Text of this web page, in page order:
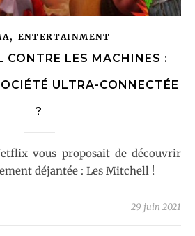
, ENTERTAINMENT
CONTRE LES MACHINES :
ULTRA-CONNECTÉE
?
déjantée : Les Mitchell !
29 juin 2021